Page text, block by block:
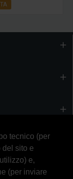
tecnico (per
del sito e
e,
(per inviare